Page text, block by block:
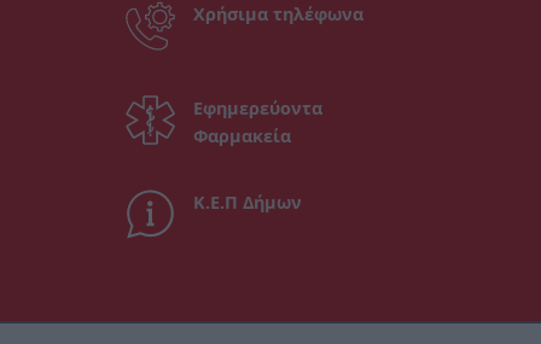
Χρήσιμα τηλέφωνα
Εφημερεύοντα
Φαρμακεία
Κ.Ε.Π Δήμων